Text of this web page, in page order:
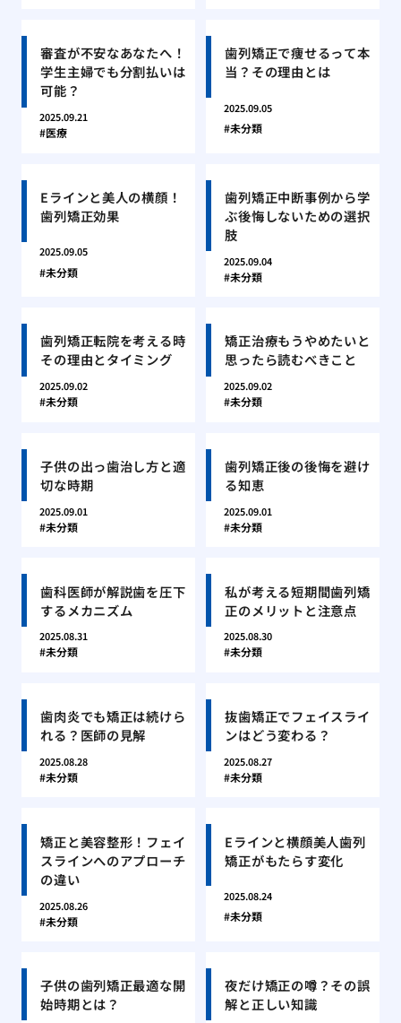
審査が不安なあなたへ！
学生主婦でも分割払いは
可能？
2025.09.21
医療
歯列矯正で痩せるって本
当？その理由とは
2025.09.05
未分類
Eラインと美人の横顔！
歯列矯正効果
2025.09.05
未分類
歯列矯正中断事例から学
ぶ後悔しないための選択
肢
2025.09.04
未分類
歯列矯正転院を考える時
その理由とタイミング
2025.09.02
未分類
矯正治療もうやめたいと
思ったら読むべきこと
2025.09.02
未分類
子供の出っ歯治し方と適
切な時期
2025.09.01
未分類
歯列矯正後の後悔を避け
る知恵
2025.09.01
未分類
歯科医師が解説歯を圧下
するメカニズム
2025.08.31
未分類
私が考える短期間歯列矯
正のメリットと注意点
2025.08.30
未分類
歯肉炎でも矯正は続けら
れる？医師の見解
2025.08.28
未分類
抜歯矯正でフェイスライ
ンはどう変わる？
2025.08.27
未分類
矯正と美容整形！フェイ
スラインへのアプローチ
の違い
2025.08.26
未分類
Eラインと横顔美人歯列
矯正がもたらす変化
2025.08.24
未分類
子供の歯列矯正最適な開
始時期とは？
夜だけ矯正の噂？その誤
解と正しい知識